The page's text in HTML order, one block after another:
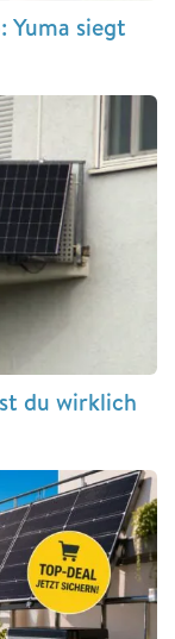
Yuma siegt
du wirklich